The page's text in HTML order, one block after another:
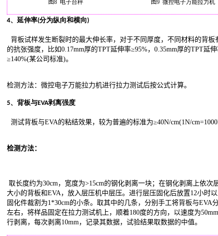
图8 电子台秤 图9 微控电子万能拉力机
4、延伸率(分为纵向和横向)
背板试样发生断裂时的最大伸长率，对于不同厚度，不同材料的背板
的抗张强度，比如0.17mm厚的TPT延伸率≥95%，0.35mm厚的TPT延
≥140%(某公司标准)。
检测方法：微控电子万能拉力机进行拉力测试后按公式计算。
5、背板与EVA剥离强度
测试背板与EVA的粘结效果，较为普遍的标准为≥40N/cm(1N/
检测方法：
取长度约为30cm，宽度为>15cm的钢化剥离一块；在钢化剥离上依次
大小的背板和EVA，放入层压机中层压。进行层压固化后放置12小时
固化件裁割为1*30cm的小条。取其中的几条，分别手工将背板与EVA
左右，将样品固定在拉力测试机上，顺着180度的方向，以速度为
行剥离，每次剥离10mm，记录其数据，试验结果取数据的中值。